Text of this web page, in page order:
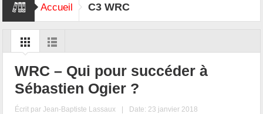
Accueil C3 WRC
WRC – Qui pour succéder à
Sébastien Ogier ?
Écrit parJean-Baptiste Lassaux | Date: 23 janvier 2018